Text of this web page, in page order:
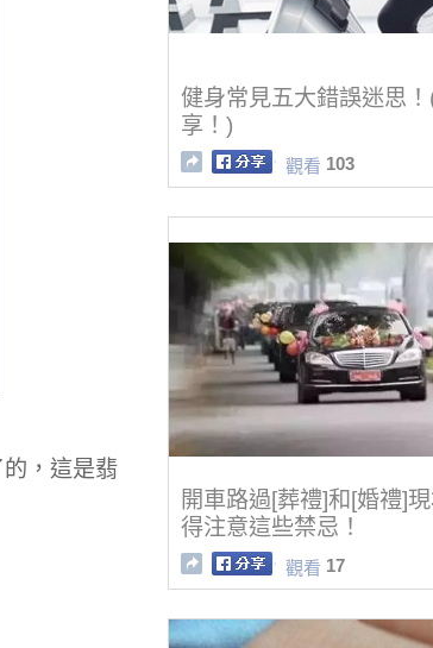
，這是翡
健身常見五大錯誤迷思
享！)
觀看 103
開車路過[葬禮]和[婚禮]
得注意這些禁忌！
觀看 17